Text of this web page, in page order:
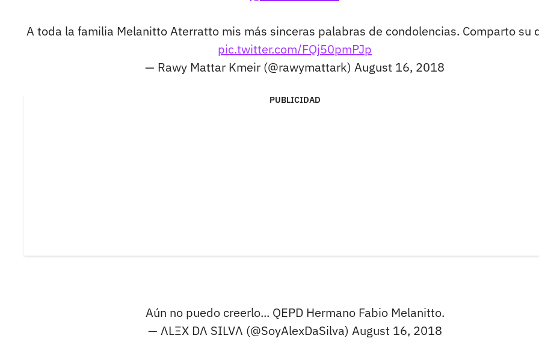
A toda la familia Melanitto Aterratto mis más sinceras palabras de condolencias. Comparto su
pic.twitter.com/FQj50pmPJp
— Rawy Mattar Kmeir (@rawymattark) August 16, 2018
PUBLICIDAD
Aún no puedo creerlo... QEPD Hermano Fabio Melanitto.
— ΛLΞX DΛ SILVΛ (@SoyAlexDaSilva) August 16, 2018